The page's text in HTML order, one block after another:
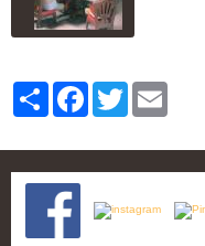
PartagerFacebook
Twitter